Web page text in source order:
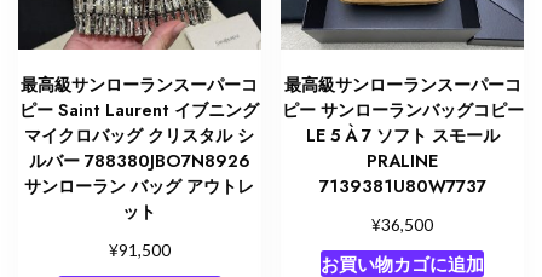
最高級サンローランスーパーコ
ピー Saint Laurent イブニング
マイクロバッグ クリスタル シ
ルバー 788380JBO7N8926
サンローラン バッグ アウトレ
ット
¥91,500
最高級サンローランスーパーコ
ピー サンローランバッグコピー
LE 5 À 7 ソフト スモール
PRALINE
7139381U80W7737
¥36,500
お買い物カゴに追加